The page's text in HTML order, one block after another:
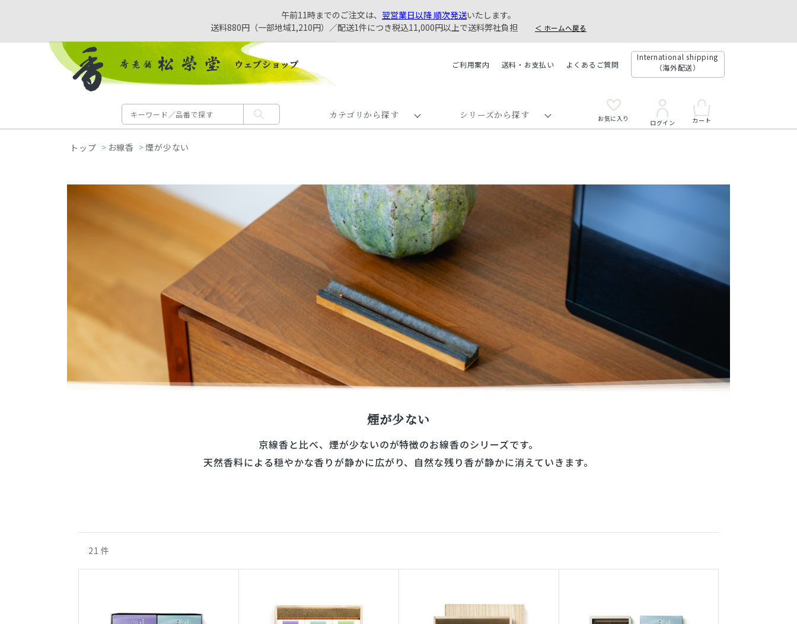
午前11時までのご注文は、 翌営業日以降 順次発送いたします。
送料880円（一部地域1,210円）／配送1件につき税込11,000円以上で送料弊社負担
＜ ホームへ戻る
ご利用案内 送料・お支払い よくあるご質問
International shipping
（海外配送）
カテゴリから探す シリーズから探す お気に入り ログイン カート
> お線香 >煙が少ない
煙が少ない
京線香と比べ、煙が少ないのが特徴のお線香のシリーズです。
天然香料による穏やかな香りが静かに広がり、自然な残り香が静かに消えていきます。
21 件